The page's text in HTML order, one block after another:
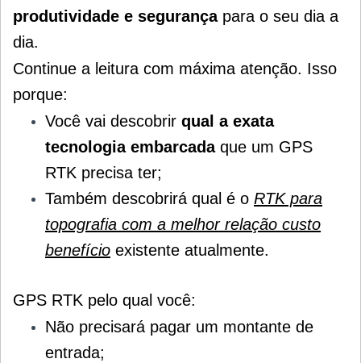
produtividade e segurançapara o seu dia a
dia.
Continue a leitura com máxima atenção. Isso
porque:
Você vai descobrir qual a exata
tecnologia embarcadaque um GPS
RTK precisa ter;
Também descobrirá qual é o RTK para
topografia com a melhor relação custo
benefício existente atualmente.
GPS RTK pelo qual você:
Não precisará pagar um montante de
entrada;